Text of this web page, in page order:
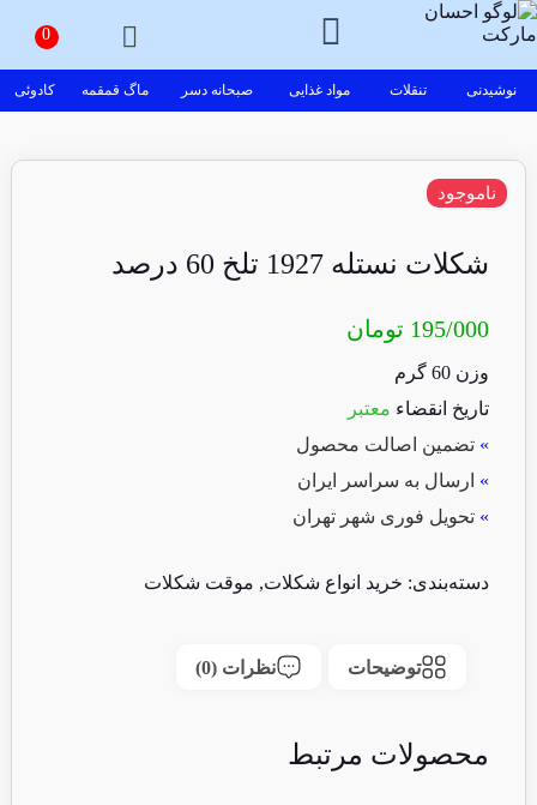
نوشیدنی تنقلات مواد غذایی صبحانه دسر ماگ قمقمه کادوئی
شکلات نستله 1927 تلخ 60 درصد
195/000 تومان
وزن 60 گرم
تاریخ انقضاء معتبر
» تضمین اصالت محصول
» ارسال به سراسر ایران
» تحویل فوری شهر تهران
ناموجود
دسته‌بندی: خرید انواع شکلات, موقت شکلات
توضیحات نظرات (0)
محصولات مرتبط